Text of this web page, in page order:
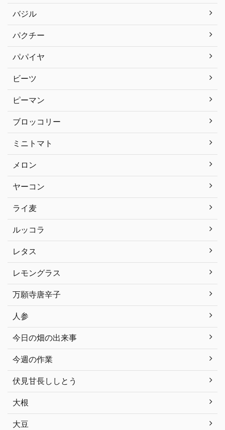
バジル
パクチー
パパイヤ
ビーツ
ピーマン
ブロッコリー
ミニトマト
メロン
ヤーコン
ライ麦
ルッコラ
レタス
レモングラス
万願寺唐辛子
人参
今日の畑の出来事
今週の作業
伏見甘長ししとう
大根
大豆